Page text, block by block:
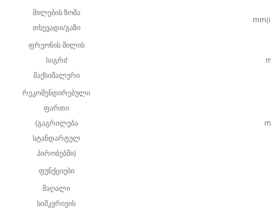
მილების ზომა
თხევადი/გაზი
ფრეონის მილის
სიგრძ
მაქსიმალური
რეკომენდირებული
ფართი
(გაგრილება
სტანდარტულ
პირობებში)
ფუნქციები
მაღალი
სიმკვრივის